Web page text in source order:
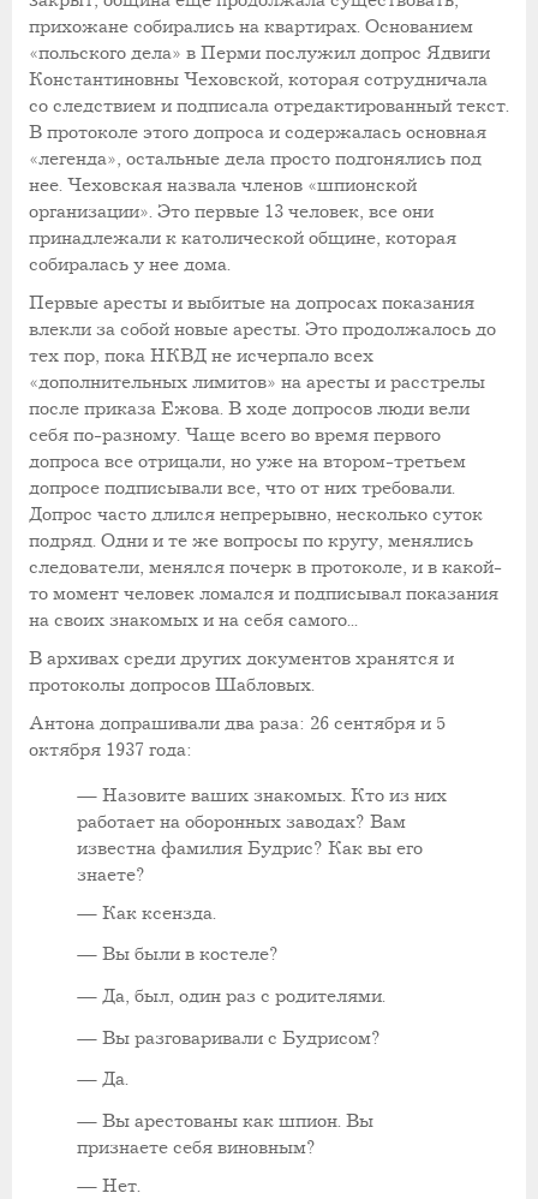
прихожане собирались на квартирах. Основанием
«польского дела» в Перми послужил допрос Ядвиги
Константиновны Чеховской, которая сотрудничала
со следствием и подписала отредактированный текст.
В протоколе этого допроса и содержалась основная
«легенда», остальные дела просто подгонялись под
нее. Чеховская назвала членов «шпионской
организации». Это первые 13 человек, все они
принадлежали к католической общине, которая
собиралась у нее дома.
Первые аресты и выбитые на допросах показания
влекли за собой новые аресты. Это продолжалось до
тех пор, пока НКВД не исчерпало всех
«дополнительных лимитов» на аресты и расстрелы
после приказа Ежова. В ходе допросов люди вели
себя по-разному. Чаще всего во время первого
допроса все отрицали, но уже на втором-третьем
допросе подписывали все, что от них требовали.
Допрос часто длился непрерывно, несколько суток
подряд. Одни и те же вопросы по кругу, менялись
следователи, менялся почерк в протоколе, и в какой-
то момент человек ломался и подписывал показания
на своих знакомых и на себя самого...
В архивах среди других документов хранятся и
протоколы допросов Шабловых.
Антона допрашивали два раза: 26 сентября и 5
октября 1937 года:
— Назовите ваших знакомых. Кто из них
работает на оборонных заводах? Вам
известна фамилия Будрис? Как вы его
знаете?
— Как ксензда.
— Вы были в костеле?
— Да, был, один раз с родителями.
— Вы разговаривали с Будрисом?
— Да.
— Вы арестованы как шпион. Вы
признаете себя виновным?
— Нет.